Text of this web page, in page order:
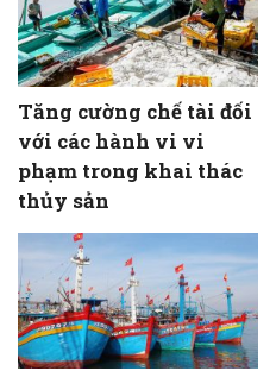
Tăng cường chế tài đối
với các hành vi vi
phạm trong khai thác
thủy sản